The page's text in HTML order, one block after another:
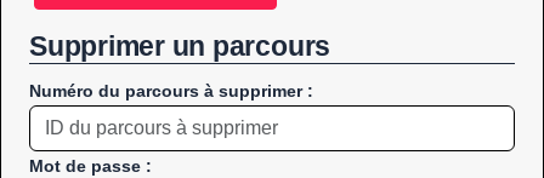
Supprimer un parcours
Numéro du parcours à supprimer :
Mot de passe :